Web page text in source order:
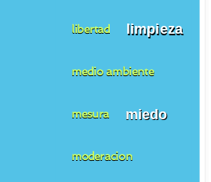
libertad limpieza
medio ambiente
mesura miedo
moderacion